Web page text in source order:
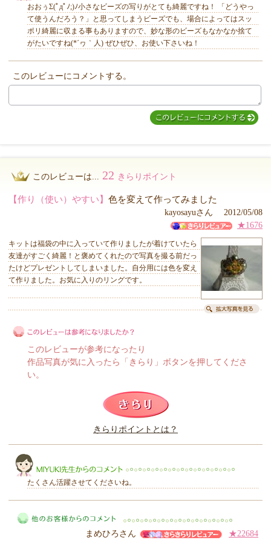
おおぅΣ(ﾟдﾟﾉ;)ﾉ小さなビーズの写りがとても綺麗ですね！ 「どうやっ
て使うんだろう？」と思ってしまうビーズでも、場合によってはスッ
ポリ綺麗に収まる事もありますので、妙な形のビーズもなかなか捨て
がたいですね(*´ヮ｀人) ぜひぜひ、お使い下さいね！
このレビューにコメントする。
このレビューは... 22 きらりポイント
【作り（使い）やすい】 色を変えて作ってみました
kayosayuさん 2012/05/08
★1676
キットは福袋の中に入っていて作りましたが着けていたら
友達がすごく綺麗！と褒めてくれたので写真を撮る前だっ
たけどプレゼントしてしまいました。自分用には色を変え
て作りました。お気に入りのリングです。
このレビューは参考になりましたか？
このレビューが参考になったり
作品写真が気に入ったら「きらり」ボタンを押してくださ
い。
きらり
きらりポイントとは？
たくさん活躍させてくださいね。
まめひろさん ★22684